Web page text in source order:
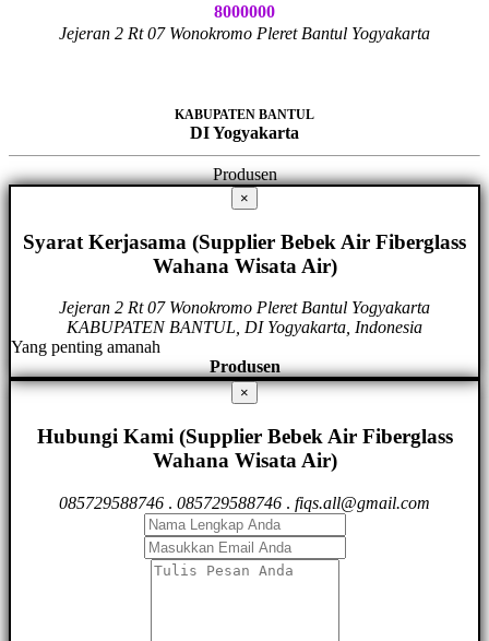
8000000
Jejeran 2 Rt 07 Wonokromo Pleret Bantul Yogyakarta
KABUPATEN BANTUL
DI Yogyakarta
Produsen
×
Syarat Kerjasama (Supplier Bebek Air Fiberglass
Wahana Wisata Air)
Jejeran 2 Rt 07 Wonokromo Pleret Bantul Yogyakarta
KABUPATEN BANTUL, DI Yogyakarta, Indonesia
Yang penting amanah
Produsen
×
Hubungi Kami (Supplier Bebek Air Fiberglass
Wahana Wisata Air)
085729588746 . 085729588746 . fiqs.all@gmail.com